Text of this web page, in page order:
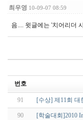
최우영 10-09-07 08:59
음.... 윗글에는 '치어리더
번호
91 [수상] 제11회
90 [학술대회]2010